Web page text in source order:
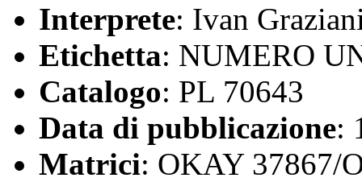
Interprete: Ivan
Etichetta: NUMERO
Catalogo: PL 70643
Data di pubblicazione:
Matrici: OKAY 37867/